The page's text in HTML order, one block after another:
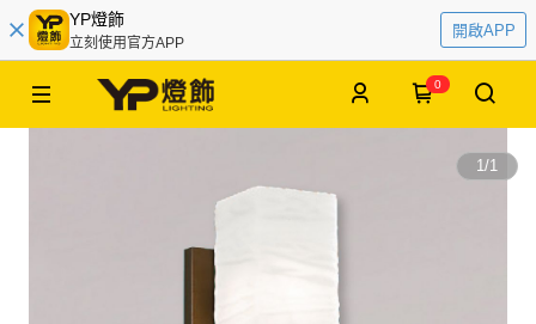
YP燈飾
立刻使用官方APP
開啟APP
0
1/1